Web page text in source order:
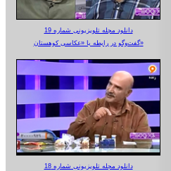
دانلود مجله تلویزیونی شماره 19
گفت‌وگو در رابطه با «عکاسی کوهستان»
دانلود مجله تلویزیونی شماره 18